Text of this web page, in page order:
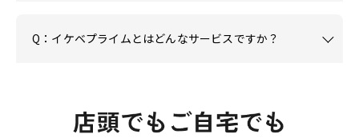
Q：イケベプライムとはどんなサービスですか？